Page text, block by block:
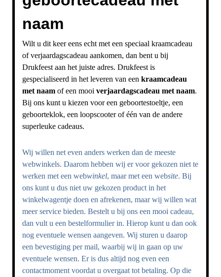
naam
Wilt u dit keer eens echt met een speciaal kraamcadeau
of verjaardagscadeau aankomen, dan bent u bij
Drukfeest aan het juiste adres. Drukfeest is
gespecialiseerd in het leveren van een kraamcadeau
met naamof een mooi verjaardagscadeau met naam.
Bij ons kunt u kiezen voor een geboortestoeltje, een
geboorteklok, een loopscooter of één van de andere
superleuke cadeaus.
Wij willen net even anders werken dan de meeste
webwinkels. Daarom hebben wij er voor gekozen niet te
werken met een webwinkel, maar met een website. Bij
ons kunt u dus niet uw gekozen product in het
winkelwagentje doen en afrekenen, maar wij willen wat
meer service bieden. Bestelt u bij ons een mooi cadeau,
dan vult u een bestelformulier in. Hierop kunt u dan ook
nog eventuele wensen aangeven. Wij sturen u daarop
een bevestiging per mail, waarbij wij in gaan op uw
eventuele wensen. Er is dus altijd nog even een
contactmoment voordat u overgaat tot betaling. Op die